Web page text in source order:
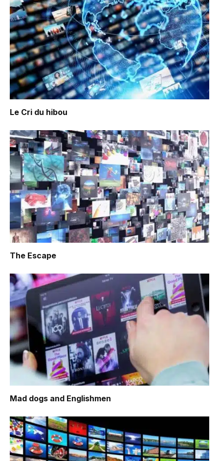
Le Cri du hibou
The Escape
Mad dogs and Englishmen